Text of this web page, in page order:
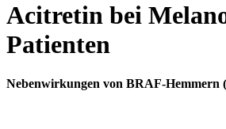
Acitretin bei
Patienten
Nebenwirkungen von BRAF-Hemmern